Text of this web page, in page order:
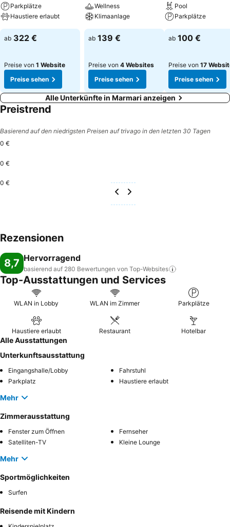
Parkplätze
Haustiere erlaubt
ab 322 €
Preise von 1 Website
Preise sehen
Wellness
Klimaanlage
ab 139 €
Preise von 4 Websites
Preise sehen
Pool
Parkplätze
ab 100 €
Preise von 17
Preise sehen
Alle Unterkünfte in Marmari anzeigen
Preistrend
Basierend auf den niedrigsten Preisen auf trivago in den letzten 30 Tagen
0 €
0 €
0 €
Rezensionen
8,7 Hervorragend
basierend auf 280 Bewertungen von Top-Websites
Top-Ausstattungen und Services
WLAN in Lobby WLAN im Zimmer Parkplätze
Haustiere erlaubt Restaurant Hotelbar
Alle Ausstattungen
Unterkunftsausstattung
Eingangshalle/Lobby
Fahrstuhl
Parkplatz
Haustiere erlaubt
Mehr
Zimmerausstattung
Fenster zum Öffnen
Fernseher
Satelliten-TV
Kleine Lounge
Mehr
Sportmöglichkeiten
Surfen
Reisende mit Kindern